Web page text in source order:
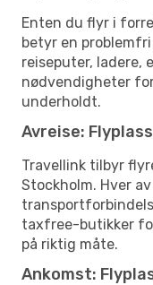
Enten du flyr i
betyr en
reiseputer, ladere,
nødvendigheter
underholdt.
Avreise:
Travellink tilbyr
Stockholm. Hver
taxfree-butikker
på riktig måte.
Ankomst: